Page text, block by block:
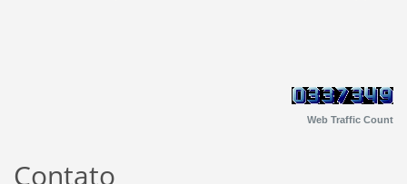
Web Traffic Count
Contato